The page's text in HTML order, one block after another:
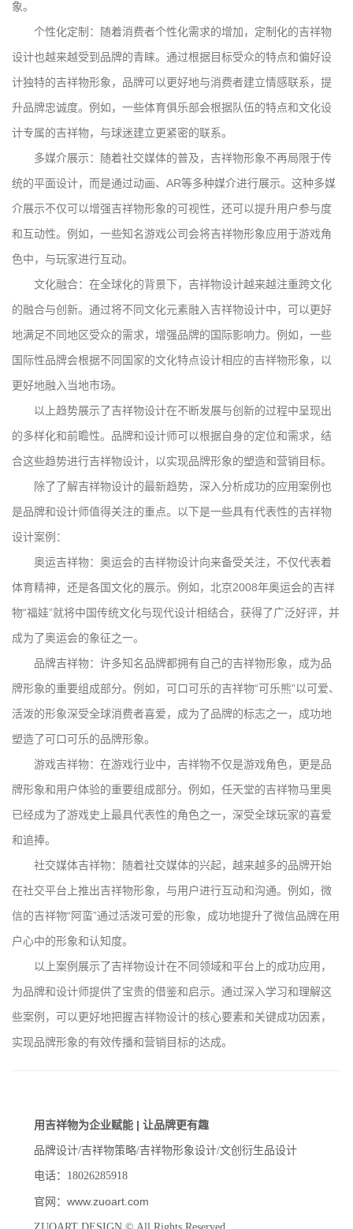
象。
个性化定制：随着消费者个性化需求的增加，定制化的吉祥物
设计也越来越受到品牌的青睐。通过根据目标受众的特点和偏好设
计独特的吉祥物形象，品牌可以更好地与消费者建立情感联系，提
升品牌忠诚度。例如，一些体育俱乐部会根据队伍的特点和文化设
计专属的吉祥物，与球迷建立更紧密的联系。
多媒介展示：随着社交媒体的普及，吉祥物形象不再局限于传
统的平面设计，而是通过动画、AR等多种媒介进行展示。这种多媒
介展示不仅可以增强吉祥物形象的可视性，还可以提升用户参与度
和互动性。例如，一些知名游戏公司会将吉祥物形象应用于游戏角
色中，与玩家进行互动。
文化融合：在全球化的背景下，吉祥物设计越来越注重跨文化
的融合与创新。通过将不同文化元素融入吉祥物设计中，可以更好
地满足不同地区受众的需求，增强品牌的国际影响力。例如，一些
国际性品牌会根据不同国家的文化特点设计相应的吉祥物形象，以
更好地融入当地市场。
以上趋势展示了吉祥物设计在不断发展与创新的过程中呈现出
的多样化和前瞻性。品牌和设计师可以根据自身的定位和需求，结
合这些趋势进行吉祥物设计，以实现品牌形象的塑造和营销目标。
除了了解吉祥物设计的最新趋势，深入分析成功的应用案例也
是品牌和设计师值得关注的重点。以下是一些具有代表性的吉祥物
设计案例：
奥运吉祥物：奥运会的吉祥物设计向来备受关注，不仅代表着
体育精神，还是各国文化的展示。例如，北京2008年奥运会的吉祥
物“福娃”就将中国传统文化与现代设计相结合，获得了广泛好评，并
成为了奥运会的象征之一。
品牌吉祥物：许多知名品牌都拥有自己的吉祥物形象，成为品
牌形象的重要组成部分。例如，可口可乐的吉祥物“可乐熊”以可爱、
活泼的形象深受全球消费者喜爱，成为了品牌的标志之一，成功地
塑造了可口可乐的品牌形象。
游戏吉祥物：在游戏行业中，吉祥物不仅是游戏角色，更是品
牌形象和用户体验的重要组成部分。例如，任天堂的吉祥物马里奥
已经成为了游戏史上最具代表性的角色之一，深受全球玩家的喜爱
和追捧。
社交媒体吉祥物：随着社交媒体的兴起，越来越多的品牌开始
在社交平台上推出吉祥物形象，与用户进行互动和沟通。例如，微
信的吉祥物“阿蛮”通过活泼可爱的形象，成功地提升了微信品牌在用
户心中的形象和认知度。
以上案例展示了吉祥物设计在不同领域和平台上的成功应用，
为品牌和设计师提供了宝贵的借鉴和启示。通过深入学习和理解这
些案例，可以更好地把握吉祥物设计的核心要素和关键成功因素，
实现品牌形象的有效传播和营销目标的达成。
用吉祥物为企业赋能 | 让品牌更有趣
品牌设计/吉祥物策略/吉祥物形象设计/文创衍生品设计
电话：18026285918
官网： www.zuoart.com